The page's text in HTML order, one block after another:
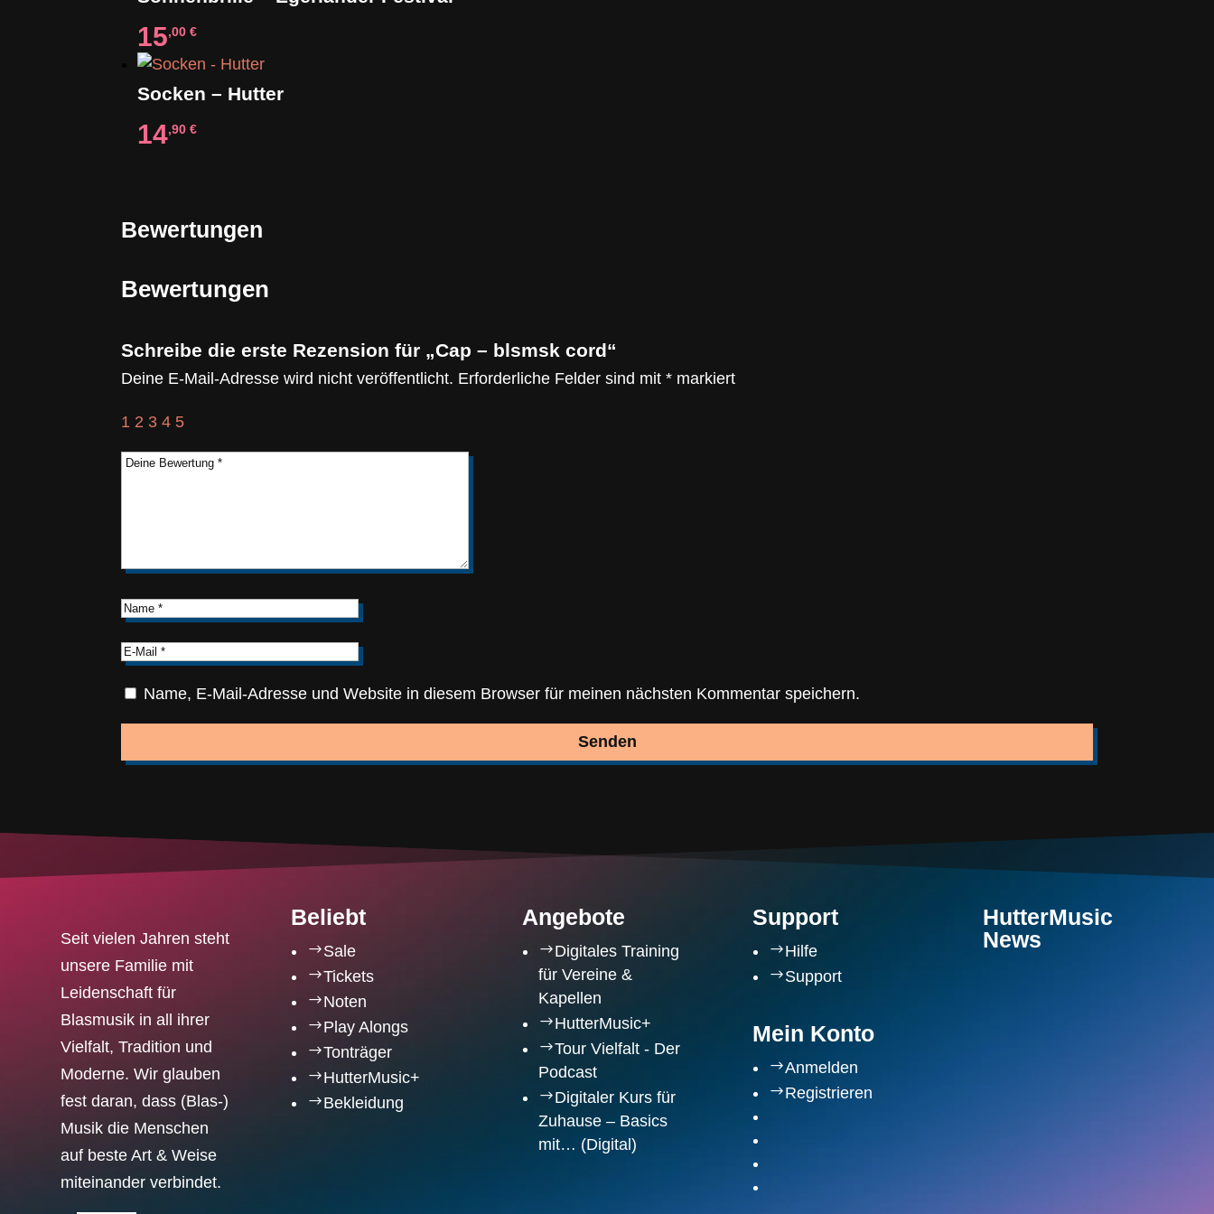
15,00€
Socken – Hutter
14,90€
Bewertungen
Bewertungen
Schreibe die erste Rezension für „Cap – blsmsk cord“
Deine E-Mail-Adresse wird nicht veröffentlicht. Erforderliche Felder sind mit* markiert
1 2 3 4 5
Name, E-Mail-Adresse und Website in diesem Browser für meinen nächsten Kommentar speichern.
Senden
Seit vielen Jahren steht
unsere Familie mit
Leidenschaft für
Blasmusik in all ihrer
Vielfalt, Tradition und
Moderne. Wir glauben
fest daran, dass (Blas-)
Musik die Menschen
auf beste Art & Weise
miteinander verbindet.
Beliebt
$Sale
$Tickets
$Noten
$Play Alongs
$Tonträger
$HutterMusic+
$Bekleidung
Angebote
$Digitales Training
für Vereine &
Kapellen
$HutterMusic+
$Tour Vielfalt - Der
Podcast
$Digitaler Kurs für
Zuhause – Basics
mit… (Digital)
Support
$Hilfe
$Support
Mein Konto
$Anmelden
$Registrieren
HutterMusic
News